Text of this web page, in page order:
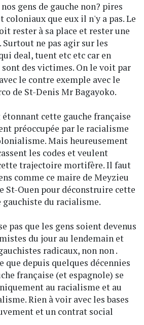
gens de gauche non? pires
coloniaux que eux il n'y a pas. Le
rester à sa place et rester une
ne pas agir sur les
deal, tuent etc etc car en
des victimes. On le voit par
le contre exemple avec le
de St-Denis Mr Bagayoko.
cette gauche française
préoccupée par le racialisme
Mais heureusement
les codes et veulent
trajectoire mortifère. Il faut
comme ce maire de Meyzieu
St-Ouen pour déconstruire cette
du racialisme.
pas que les gens soient devenus
du jour au lendemain et
radicaux, non non .
que depuis quelques décennies
française (et espagnole) se
au racialisme et au
Rien à voir avec les bases
et un contrat social